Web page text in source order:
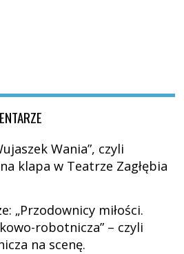
Wania”, czyli
klapa w Teatrze Zagłębia
„Przodownicy miłości.
robotnicza” – czyli
na scenę.